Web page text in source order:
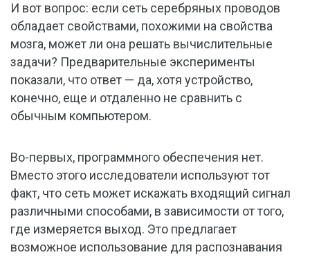
И вот вопрос: если сеть серебряных проводов
обладает свойствами, похожими на свойства
мозга, может ли она решать вычислительные
задачи? Предварительные эксперименты
показали, что ответ — да, хотя устройство,
конечно, еще и отдаленно не сравнить с
обычным компьютером.
Во-первых, программного обеспечения нет.
Вместо этого исследователи используют тот
факт, что сеть может искажать входящий сигнал
различными способами, в зависимости от того,
где измеряется выход. Это предлагает
возможное использование для распознавания